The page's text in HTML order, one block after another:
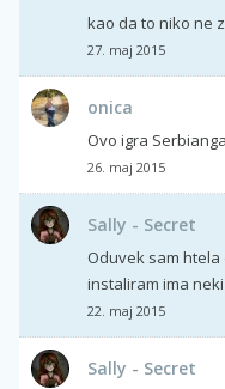
kao da to niko ne
27. maj 2015
onica
Ovo igra
26. maj 2015
Sally - Secret
Oduvek sam
instaliram ima
22. maj 2015
Sally - Secret